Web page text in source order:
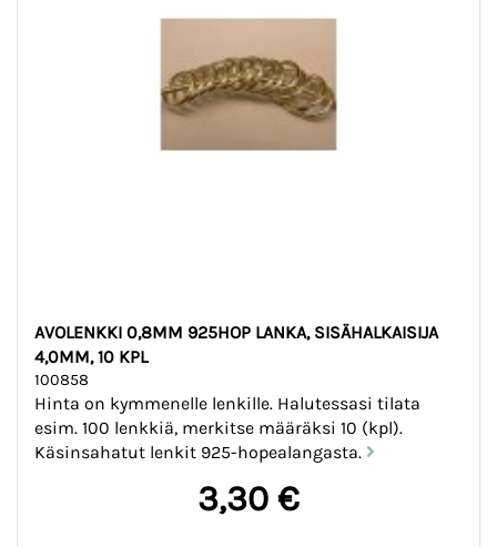
AVOLENKKI 0,8MM 925HOP LANKA, SISÄHALKAISIJA
4,0MM, 10 KPL
100858
Hinta on kymmenelle lenkille. Halutessasi tilata
esim. 100 lenkkiä, merkitse määräksi 10 (kpl).
Käsinsahatut lenkit 925-hopealangasta.
3,30 €